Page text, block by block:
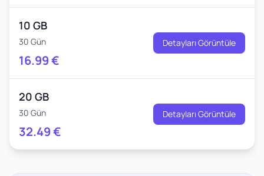
10 GB
30 Gün
16.99€
Detayları Görüntüle
20 GB
30 Gün
32.49€
Detayları Görüntüle